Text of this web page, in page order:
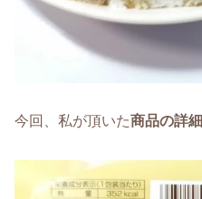
今回、私が頂いた商品の詳細